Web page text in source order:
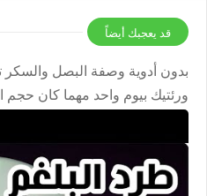
قد يعجبك أيضاً
بدون أدوية وصفة البصل
ورئتيك بيوم واحد مهما كان حجم